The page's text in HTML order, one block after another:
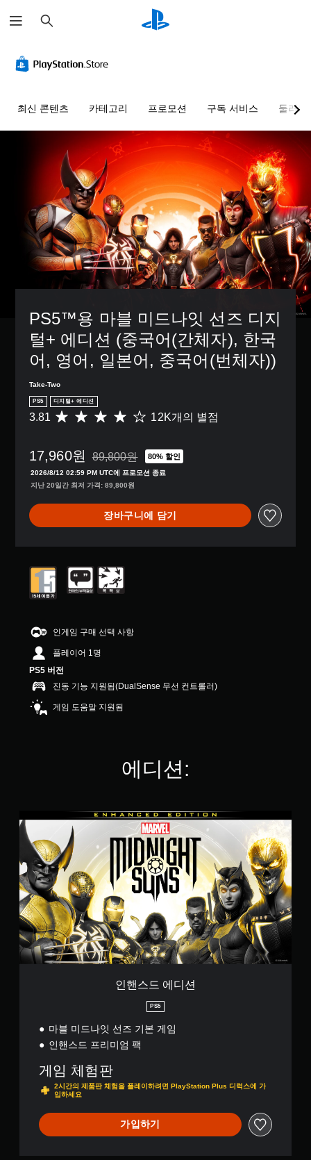
색
최신 콘텐츠 카테고리 프로모션 구독 서비스 둘러보
PS5™용 마블 미드나잇 선즈 디지
털+ 에디션 (중국어(간체자), 한국
어, 영어, 일본어, 중국어(번체자))
Take-Two
PS5 디지털+ 에디션
총
K
별
점
로
부
터
별
중
평
.
1
개
별
3.81 12K개의 별점
17,960원 89,800원의 원래 가격에서 할인됨
89,800원 80% 할인
2026/8/12 02:59 PM UTC에 프로모션 종료
지난 20일간 최저 가격: 89,800원
장바구니에 담기
인게임 구매 선택 사항
플레이어 1명
PS5 버전
진동 기능 지원됨(DualSense 무선 컨트롤러)
게임 도움말 지원됨
에디션:
핸
스
에
디
션
인핸스드 에디션
PS5
마블 미드나잇 선즈 기본 게임
인핸스드 프리미엄 팩
게임 체험판
2시간의 제품판 체험을 플레이하려면 PlayStation Plus 디럭스에 가
입하세요
가입하기